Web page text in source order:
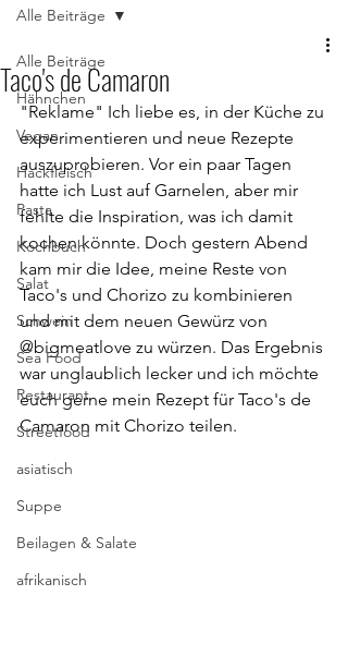
Alle Beiträge
Hähnchen
Vegan
Hackfleisch
Pasta
Kochbuch
Salat
Schwein
Sea Food
Restaurant
Streetfood
asiatisch
Suppe
Beilagen & Salate
afrikanisch
Alle Beiträge
Taco's de Camaron
"Reklame" Ich liebe es, in der Küche zu
experimentieren und neue Rezepte
auszuprobieren. Vor ein paar Tagen
hatte ich Lust auf Garnelen, aber mir
fehlte die Inspiration, was ich damit
kochen könnte. Doch gestern Abend
kam mir die Idee, meine Reste von
Taco's und Chorizo zu kombinieren
und mit dem neuen Gewürz von
@bigmeatlove zu würzen. Das Ergebnis
war unglaublich lecker und ich möchte
euch gerne mein Rezept für Taco's de
Camaron mit Chorizo teilen.